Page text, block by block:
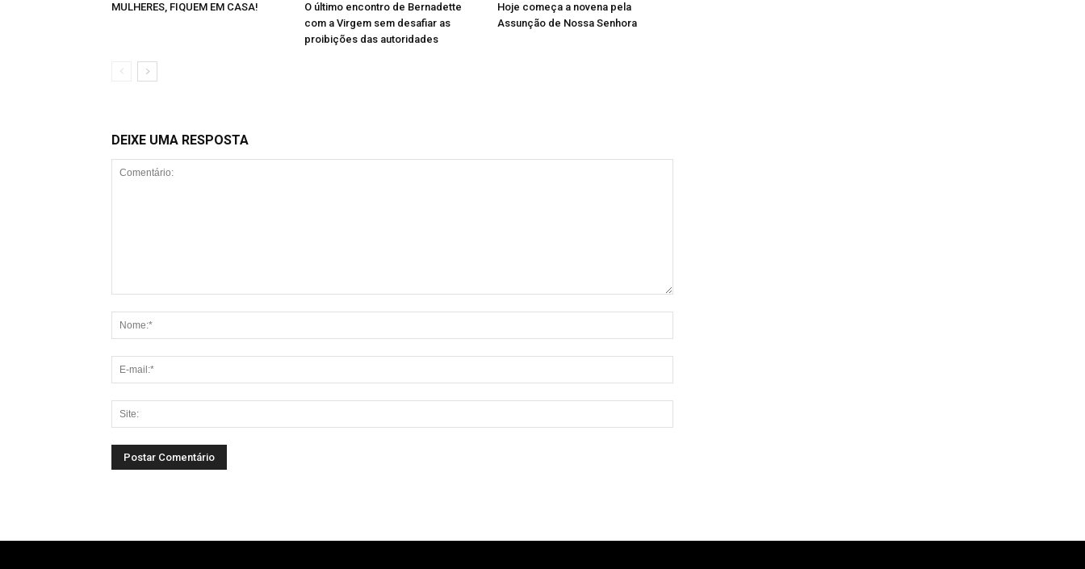
MULHERES, FIQUEM EM CASA!
O último encontro de Bernadette
com a Virgem sem desafiar as
proibições das autoridades
Hoje começa a novena pela
Assunção de Nossa Senhora
DEIXE UMA RESPOSTA